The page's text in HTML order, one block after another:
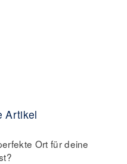
Artikel
Ort für deine